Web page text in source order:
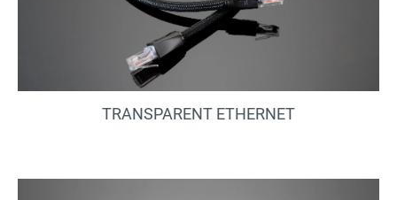
TRANSPARENT ETHERNET